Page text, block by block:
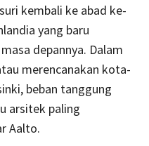
kembali ke abad ke-
yang baru
depannya. Dalam
merencanakan kota-
beban tanggung
arsitek paling
Aalto.